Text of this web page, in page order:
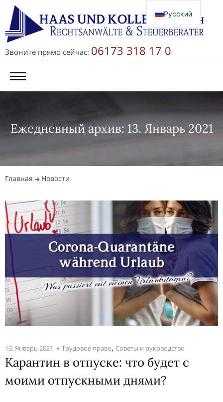
Звоните прямо сейчас: 06173 318 17 0
Ежедневный архив: 13. Январь 2021
Главная Новости
13. Январь 2021 Трудовое право, Советы и руководство
Карантин в отпуске: что будет с
моими отпускными днями?
Русский
Deutsch
English
简体中文